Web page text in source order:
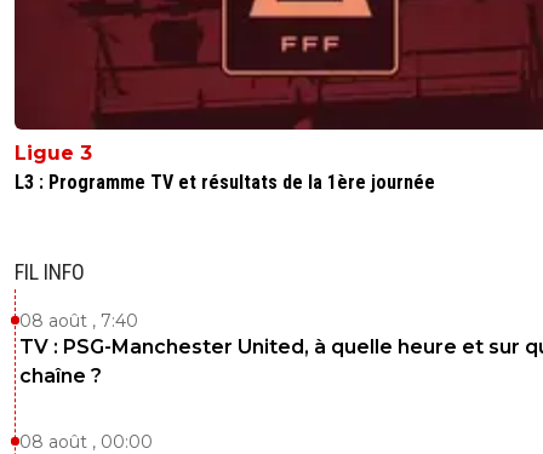
+ Répondre
28 décembre 2020 à 12:38 + 0
bah faut savoir bande de merdias à la con, un coup c'est
mbappe et le ney qui sont plus en accord sur pleins de
avec le coach, et souhaitent son départ et apres
mettrait à pleurer en vivant mal le départ de ce même
piratage sur leur site car à force de raconter de la
0 +
Ligue 3
L3 : Programme TV et résultats de la 1ère journée
FIL INFO
08 août , 7:40
TV : PSG-Manchester United, à quelle heure et sur
chaîne ?
08 août , 00:00